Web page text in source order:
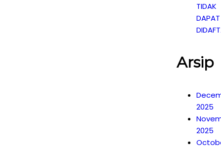
TIDAK
DAPAT
Arsip
2025
2025